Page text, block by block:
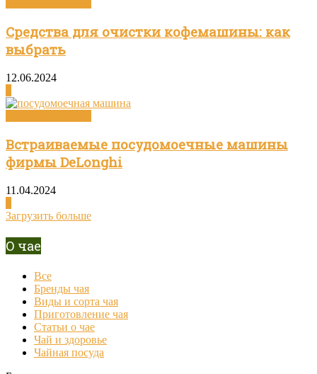
Средства для очистки кофемашины: как
выбрать
12.06.2024
Встраиваемые посудомоечные машины
фирмы DeLonghi
11.04.2024
Загрузить больше
О чае
Все
Бренды чая
Виды и сорта чая
Приготовление чая
Статьи о чае
Чай и здоровье
Чайная посуда